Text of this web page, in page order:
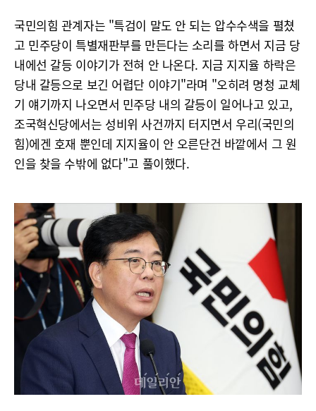
국민의힘 관계자는 "특검이 말도 안 되는 압수수색을 펼쳤
고 민주당이 특별재판부를 만든다는 소리를 하면서 지금 당
내에선 갈등 이야기가 전혀 안 나온다. 지금 지지율 하락은
당내 갈등으로 보긴 어렵단 이야기"라며 "오히려 명청 교체
기 얘기까지 나오면서 민주당 내의 갈등이 일어나고 있고,
조국혁신당에서는 성비위 사건까지 터지면서 우리(국민의
힘)에겐 호재 뿐인데 지지율이 안 오른단건 바깥에서 그 원
인을 찾을 수밖에 없다"고 풀이했다.